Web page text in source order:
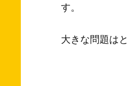
す。
大きな問題は